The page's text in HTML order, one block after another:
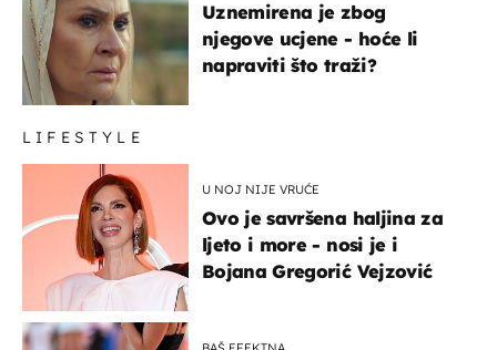
Uznemirena je zbog
njegove ucjene - hoće li
napraviti što traži?
LIFESTYLE
U NOJ NIJE VRUĆE
Ovo je savršena haljina za
ljeto i more - nosi je i
Bojana Gregorić Vejzović